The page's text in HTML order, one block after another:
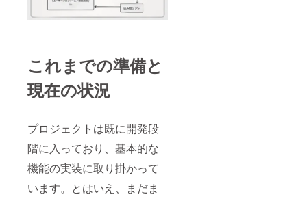
これまでの準備と
現在の状況
プロジェクトは既に開発段
階に入っており、基本的な
機能の実装に取り掛かって
います。とはいえ、まだま